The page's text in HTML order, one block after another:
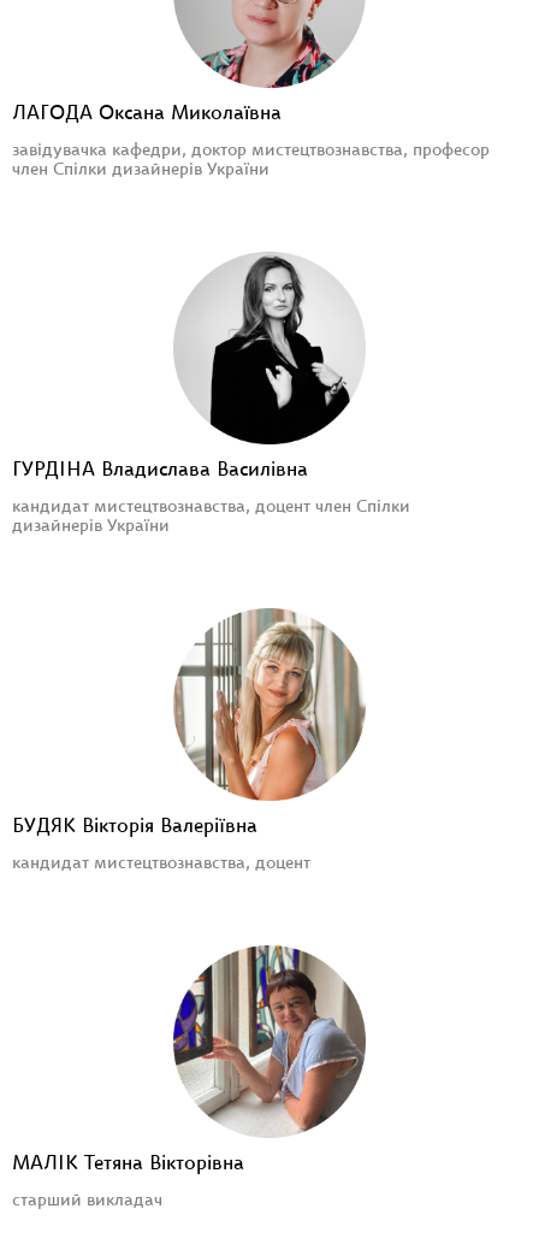
ЛАГОДА Оксана Миколаївна
завідувачка кафедри, доктор мистецтвознавства, професор
член Спілки дизайнерів України
ГУРДІНА Владислава Василівна
кандидат мистецтвознавства, доцент член Спілки
дизайнерів України
БУДЯК Вікторія Валеріївна
кандидат мистецтвознавства, доцент
МАЛІК Тетяна Вікторівна
старший викладач